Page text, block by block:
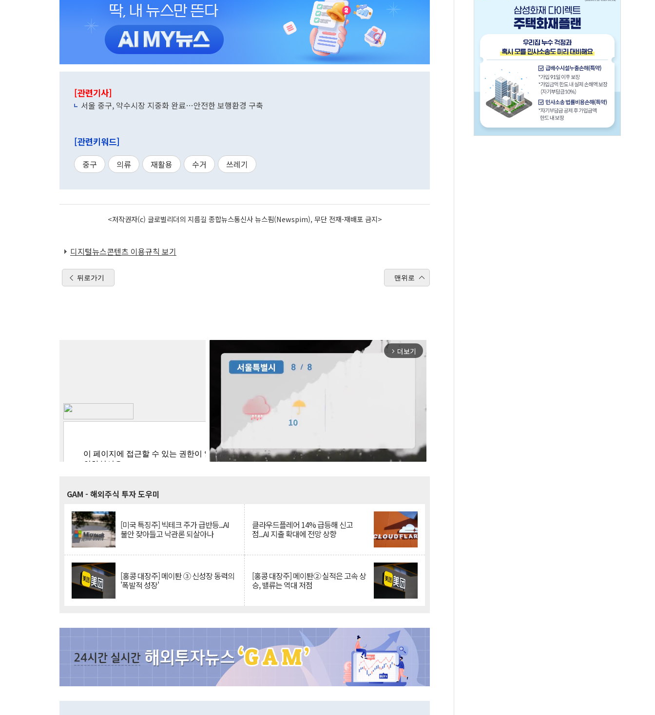
[관련기사]
서울 중구, 약수시장 지중화 완료…안전한 보행환경 구축
[관련키워드]
중구 의류 재활용 수거 쓰레기
<저작권자(c) 글로벌리더의 지름길 종합뉴스통신사 뉴스핌(Newspim), 무단 전재-재배포 금지>
디지털뉴스콘텐츠 이용규칙 보기
뒤로가기 맨위로
arrow_forward_ios 더보기
GAM - 해외주식 투자 도우미
[미국 특징주] 빅테크 주가 급반등...AI
불안 잦아들고 낙관론 되살아나
클라우드플레어 14% 급등해 신고
점...AI 지출 확대에 전망 상향
[홍콩 대장주] 메이퇀 ③ 신성장 동력의
'폭발적 성장'
[홍콩 대장주] 메이퇀② 실적은 고속 상
승, 밸류는 역대 저점